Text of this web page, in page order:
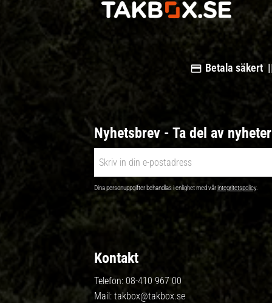
Betala säkert ||
Nyhetsbrev - Ta del av
Dina personuppgifter behandlas i enlighet med vårintegritetspolicy.
Kontakt
Telefon: 08-410 967 00
Mail: takbox@takbox.se